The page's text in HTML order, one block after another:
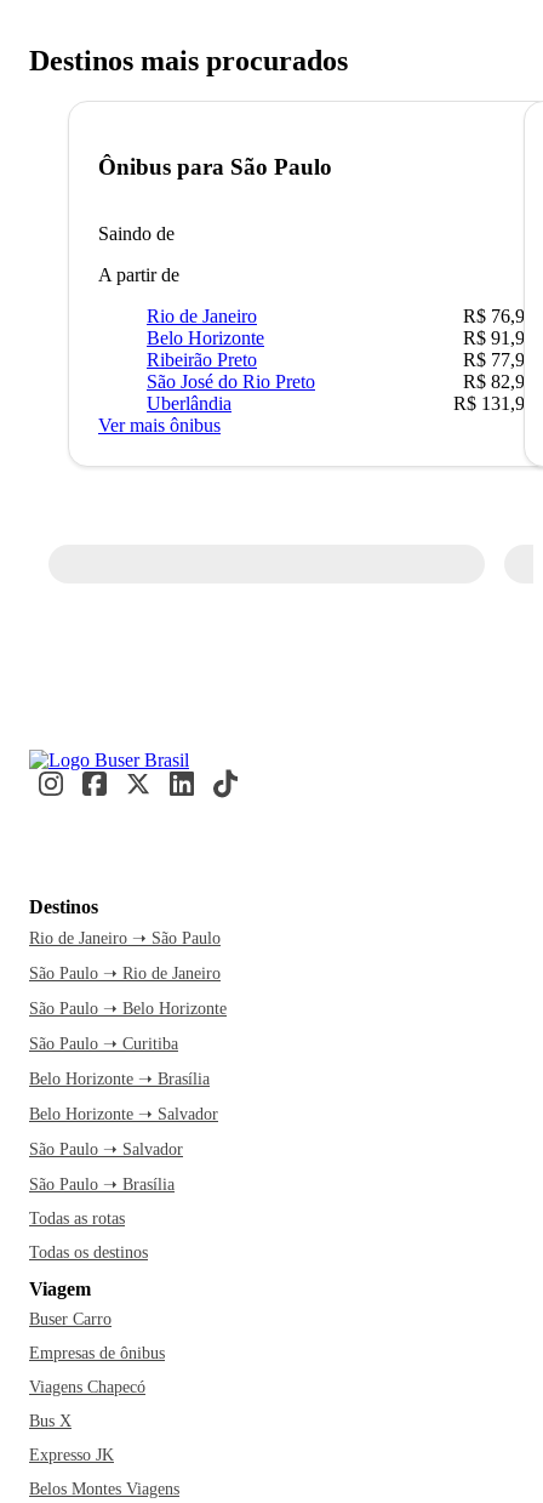
Destinos mais procurados
Ônibus para São Paulo
Saindo de
A partir de
Rio de Janeiro
R$ 76,90
Belo Horizonte
R$ 91,90
Ribeirão Preto
R$ 77,90
São José do Rio Preto
R$ 82,90
Uberlândia
R$ 131,90
Ver mais ônibus
Destinos
Rio de Janeiro ➝ São Paulo
São Paulo ➝ Rio de Janeiro
São Paulo ➝ Belo Horizonte
São Paulo ➝ Curitiba
Belo Horizonte ➝ Brasília
Belo Horizonte ➝ Salvador
São Paulo ➝ Salvador
São Paulo ➝ Brasília
Todas as rotas
Todas os destinos
Viagem
Buser Carro
Empresas de ônibus
Viagens Chapecó
Bus X
Expresso JK
Belos Montes Viagens